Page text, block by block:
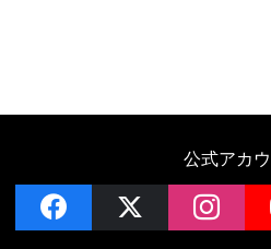
公式アカ
facebook